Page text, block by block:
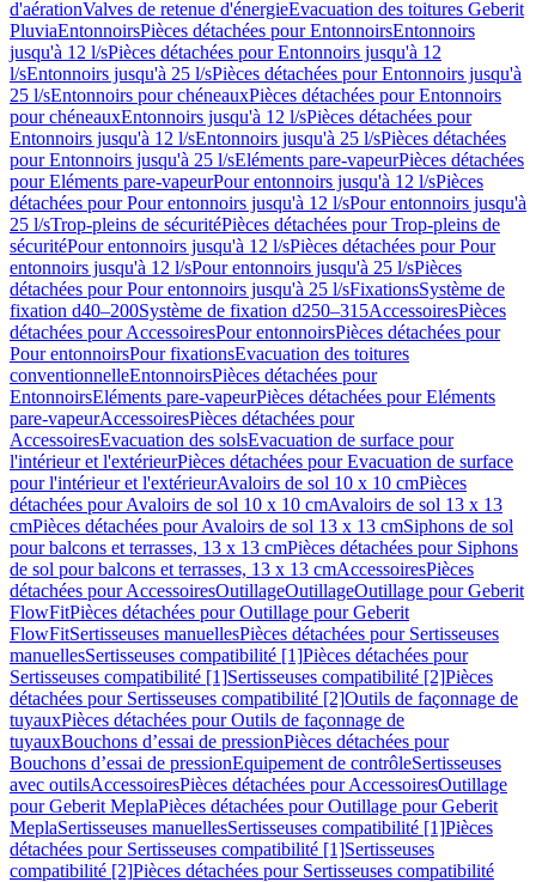
d'aérationValves de retenue d'énergieEvacuation des toitures Geberit
PluviaEntonnoirsPièces détachées pour EntonnoirsEntonnoirs
jusqu'à 12 l/sPièces détachées pour Entonnoirs jusqu'à 12
l/sEntonnoirs jusqu'à 25 l/sPièces détachées pour Entonnoirs jusqu'à
25 l/sEntonnoirs pour chéneauxPièces détachées pour Entonnoirs
pour chéneauxEntonnoirs jusqu'à 12 l/sPièces détachées pour
Entonnoirs jusqu'à 12 l/sEntonnoirs jusqu'à 25 l/sPièces détachées
pour Entonnoirs jusqu'à 25 l/sEléments pare-vapeurPièces détachées
pour Eléments pare-vapeurPour entonnoirs jusqu'à 12 l/sPièces
détachées pour Pour entonnoirs jusqu'à 12 l/sPour entonnoirs jusqu'à
25 l/sTrop-pleins de sécuritéPièces détachées pour Trop-pleins de
sécuritéPour entonnoirs jusqu'à 12 l/sPièces détachées pour Pour
entonnoirs jusqu'à 12 l/sPour entonnoirs jusqu'à 25 l/sPièces
détachées pour Pour entonnoirs jusqu'à 25 l/sFixationsSystème de
fixation d40–200Système de fixation d250–315AccessoiresPièces
détachées pour AccessoiresPour entonnoirsPièces détachées pour
Pour entonnoirsPour fixationsEvacuation des toitures
conventionnelleEntonnoirsPièces détachées pour
EntonnoirsEléments pare-vapeurPièces détachées pour Eléments
pare-vapeurAccessoiresPièces détachées pour
AccessoiresEvacuation des solsEvacuation de surface pour
l'intérieur et l'extérieurPièces détachées pour Evacuation de surface
pour l'intérieur et l'extérieurAvaloirs de sol 10 x 10 cmPièces
détachées pour Avaloirs de sol 10 x 10 cmAvaloirs de sol 13 x 13
cmPièces détachées pour Avaloirs de sol 13 x 13 cmSiphons de sol
pour balcons et terrasses, 13 x 13 cmPièces détachées pour Siphons
de sol pour balcons et terrasses, 13 x 13 cmAccessoiresPièces
détachées pour AccessoiresOutillageOutillageOutillage pour Geberit
FlowFitPièces détachées pour Outillage pour Geberit
FlowFitSertisseuses manuellesPièces détachées pour Sertisseuses
manuellesSertisseuses compatibilité [1]Pièces détachées pour
Sertisseuses compatibilité [1]Sertisseuses compatibilité [2]Pièces
détachées pour Sertisseuses compatibilité [2]Outils de façonnage de
tuyauxPièces détachées pour Outils de façonnage de
tuyauxBouchons d’essai de pressionPièces détachées pour
Bouchons d’essai de pressionEquipement de contrôleSertisseuses
avec outilsAccessoiresPièces détachées pour AccessoiresOutillage
pour Geberit MeplaPièces détachées pour Outillage pour Geberit
MeplaSertisseuses manuellesSertisseuses compatibilité [1]Pièces
détachées pour Sertisseuses compatibilité [1]Sertisseuses
compatibilité [2]Pièces détachées pour Sertisseuses compatibilité